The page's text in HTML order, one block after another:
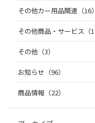
その他カー用品関連（16）
その他商品・サービス（
その他（3）
お知らせ（96）
商品情報（22）